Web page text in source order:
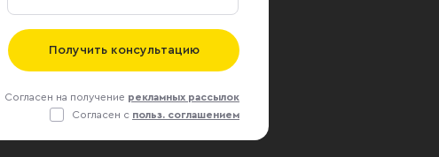
Получить консультацию
Согласен на получение рекламных рассылок
Согласен с польз. соглашением